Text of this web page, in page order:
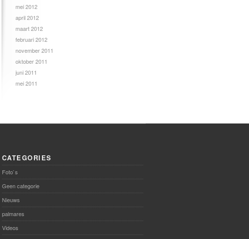
mei 2012
april 2012
maart 2012
februari 2012
november 2011
oktober 2011
juni 2011
mei 2011
CATEGORIES
Foto`s
Geen categorie
Nieuws
palmares
Videos